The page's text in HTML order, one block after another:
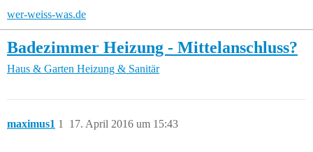
wer-weiss-was.de
Badezimmer Heizung - Mittelanschluss?
Haus & Garten Heizung & Sanitär
maximus1 17. April 2016 um 15:43
1